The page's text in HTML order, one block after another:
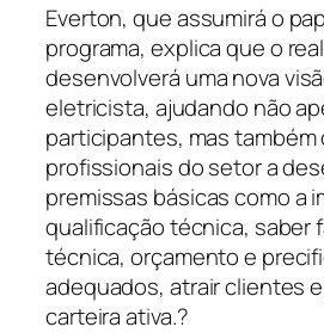
Everton, que assumirá o
programa, explica que o
desenvolverá uma nova
eletricista, ajudando não
participantes, mas também
profissionais do setor a
premissas básicas como a
qualificação técnica, saber
técnica, orçamento e
adequados, atrair clientes
carteira ativa.?